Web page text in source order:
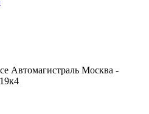
Автомагистраль Москва -